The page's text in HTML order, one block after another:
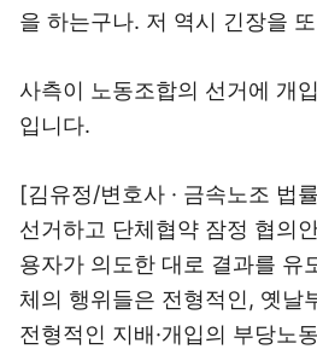
을 하는구나. 저 역시 긴장을
사측이 노동조합의 선거에 개
입니다.
[김유정/변호사 · 금속노조 법
선거하고 단체협약 잠정 협의
용자가 의도한 대로 결과를 유
체의 행위들은 전형적인, 옛날
전형적인 지배·개입의 부당노